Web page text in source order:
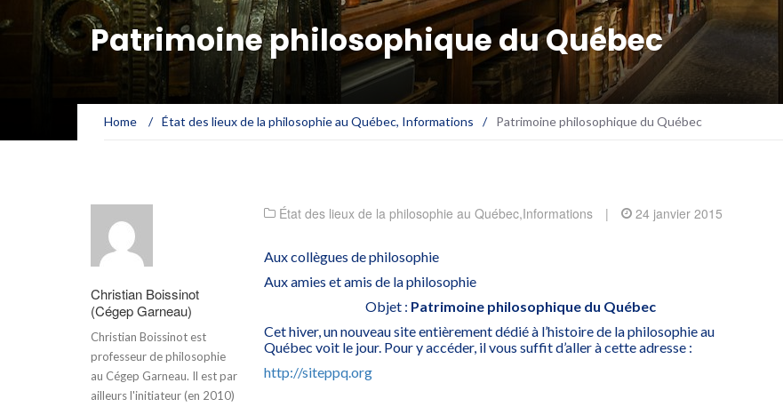
Patrimoine philosophique du Québec
Home / État des lieux de la philosophie au Québec, Informations / Patrimoine philosophique du Québec
Christian Boissinot
(Cégep Garneau)
Christian Boissinot est
professeur de philosophie
au Cégep Garneau. Il est par
ailleurs l'initiateur (en 2010)
État des lieux de la philosophie au Québec,Informations | 24 janvier 2015
Aux collègues de philosophie
Aux amies et amis de la philosophie
Objet : Patrimoine philosophique du Québec
Cet hiver, un nouveau site entièrement dédié à l’histoire de la philosophie au
Québec voit le jour. Pour y accéder, il vous suffit d’aller à cette adresse :
http://siteppq.org